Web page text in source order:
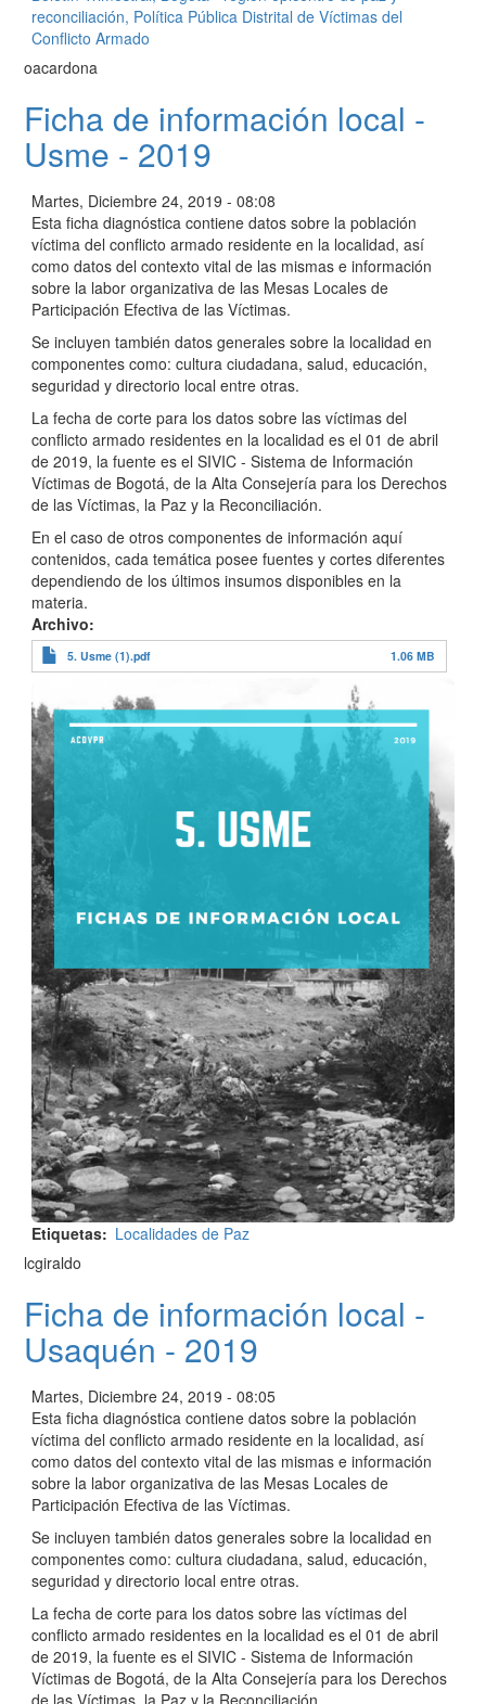
reconciliación, Política Pública Distrital de Víctimas del
Conflicto Armado
oacardona
Ficha de información local -
Usme - 2019
Martes, Diciembre 24, 2019 - 08:08
Esta ficha diagnóstica contiene datos sobre la población
víctima del conflicto armado residente en la localidad, así
como datos del contexto vital de las mismas e información
sobre la labor organizativa de las Mesas Locales de
Participación Efectiva de las Víctimas.
Se incluyen también datos generales sobre la localidad en
componentes como: cultura ciudadana, salud, educación,
seguridad y directorio local entre otras.
La fecha de corte para los datos sobre las víctimas del
conflicto armado residentes en la localidad es el 01 de abril
de 2019, la fuente es el SIVIC - Sistema de Información
Víctimas de Bogotá, de la Alta Consejería para los Derechos
de las Víctimas, la Paz y la Reconciliación.
En el caso de otros componentes de información aquí
contenidos, cada temática posee fuentes y cortes diferentes
dependiendo de los últimos insumos disponibles en la
materia.
Archivo
5. Usme (1).pdf 1.06 MB
Etiquetas
Localidades de Paz
lcgiraldo
Ficha de información local -
Usaquén - 2019
Martes, Diciembre 24, 2019 - 08:05
Esta ficha diagnóstica contiene datos sobre la población
víctima del conflicto armado residente en la localidad, así
como datos del contexto vital de las mismas e información
sobre la labor organizativa de las Mesas Locales de
Participación Efectiva de las Víctimas.
Se incluyen también datos generales sobre la localidad en
componentes como: cultura ciudadana, salud, educación,
seguridad y directorio local entre otras.
La fecha de corte para los datos sobre las víctimas del
conflicto armado residentes en la localidad es el 01 de abril
de 2019, la fuente es el SIVIC - Sistema de Información
Víctimas de Bogotá, de la Alta Consejería para los Derechos
de las Víctimas, la Paz y la Reconciliación.